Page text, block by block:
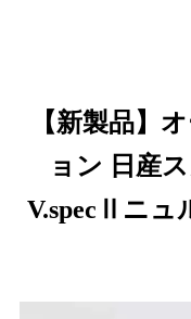
【新製品】
ョン 日産
V.specⅡニュ